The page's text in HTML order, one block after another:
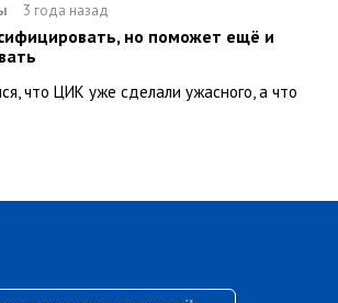
3 года назад
но поможет ещё и
что ЦИК уже сделали ужасного, а что